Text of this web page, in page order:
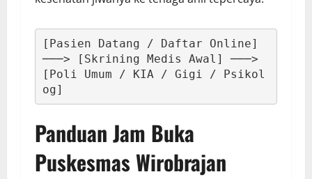
[Pasien Datang / Daftar Online]
───> [Skrining Medis Awal] ───>
[Poli Umum / KIA / Gigi / Psikol
Panduan Jam Buka
Puskesmas Wirobrajan